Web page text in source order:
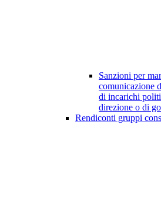
Sanzioni per
comunicazione
di incarichi
direzione o di
Rendiconti gruppi